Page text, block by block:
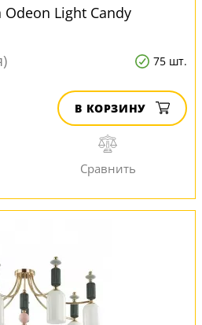
Light Candy
75 шт.
В КОРЗИНУ